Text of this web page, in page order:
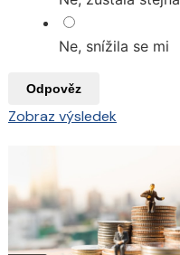
Ne, snížila se mi
Odpověz
Zobraz výsledek